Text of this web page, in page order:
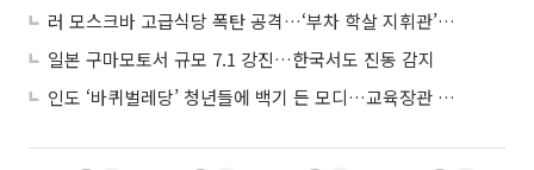
러 모스크바 고급식당 폭탄 공격…‘부차 학살 지휘관’ 노렸나
일본 구마모토서 규모 7.1 강진…한국서도 진동 감지
인도 ‘바퀴벌레당’ 청년들에 백기 든 모디…교육장관 사퇴